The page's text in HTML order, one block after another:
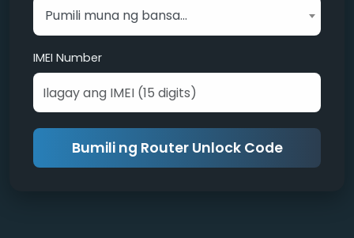
Pumili muna ng bansa...
IMEI Number
Bumili ng Router Unlock Code
Bumalik
Mag-checkout